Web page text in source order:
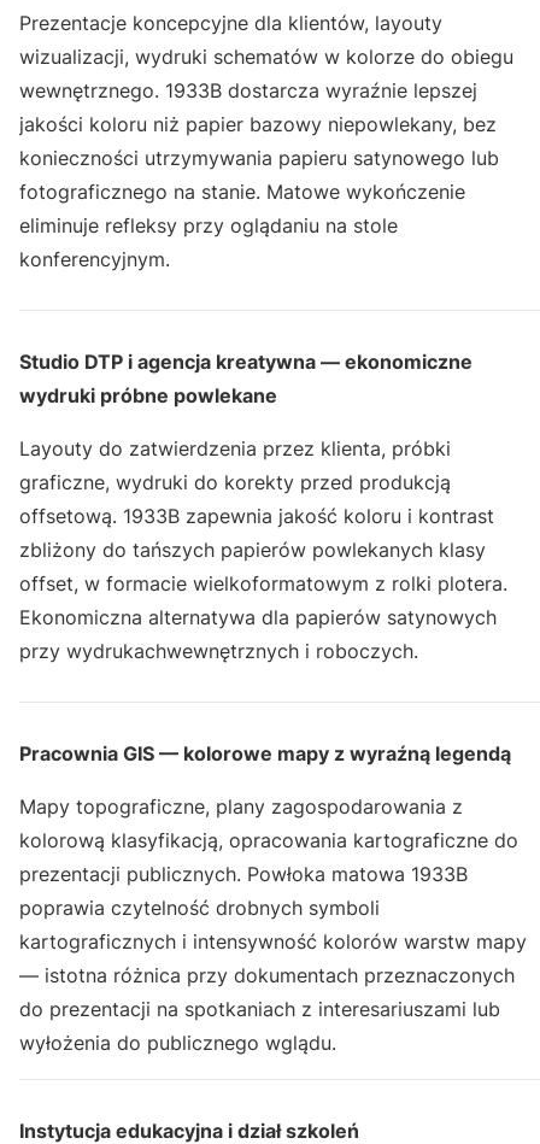
Prezentacje koncepcyjne dla klientów, layouty
wizualizacji, wydruki schematów w kolorze do obiegu
wewnętrznego. 1933B dostarcza wyraźnie lepszej
jakości koloru niż papier bazowy niepowlekany, bez
konieczności utrzymywania papieru satynowego lub
fotograficznego na stanie. Matowe wykończenie
eliminuje refleksy przy oglądaniu na stole
konferencyjnym.
Studio DTP i agencja kreatywna — ekonomiczne
wydruki próbne powlekane
Layouty do zatwierdzenia przez klienta, próbki
graficzne, wydruki do korekty przed produkcją
offsetową. 1933B zapewnia jakość koloru i kontrast
zbliżony do tańszych papierów powlekanych klasy
offset, w formacie wielkoformatowym z rolki plotera.
Ekonomiczna alternatywa dla papierów satynowych
przy wydrukachwewnętrznych i roboczych.
Pracownia GIS — kolorowe mapy z wyraźną legendą
Mapy topograficzne, plany zagospodarowania z
kolorową klasyfikacją, opracowania kartograficzne do
prezentacji publicznych. Powłoka matowa 1933B
poprawia czytelność drobnych symboli
kartograficznych i intensywność kolorów warstw mapy
— istotna różnica przy dokumentach przeznaczonych
do prezentacji na spotkaniach z interesariuszami lub
wyłożenia do publicznego wglądu.
Instytucja edukacyjna i dział szkoleń